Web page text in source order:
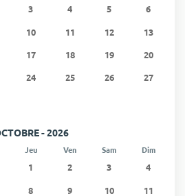
avec douche dans la baignoire,
avec vue sur la piscine et le jardin
- rez-de-chaussée
Profondeur: minimum 1,20m |
3 4 5
6
10 11 12
13
17 18 19
20
24 25 26
27
- 2026
Jeu Ven Sam Dim
1 2 3
4
8 9 10
11